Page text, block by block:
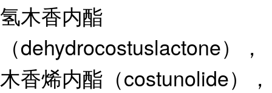
氢木香内酯
（dehydrocostuslactone），
木香烯内酯（costunolide），